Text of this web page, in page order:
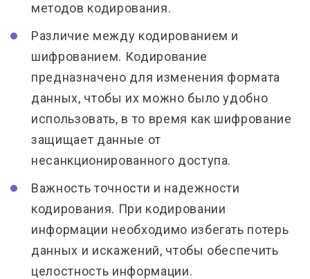
методов кодирования.
Различие между кодированием и
шифрованием. Кодирование
предназначено для изменения формата
данных, чтобы их можно было удобно
использовать, в то время как шифрование
защищает данные от
несанкционированного доступа.
Важность точности и надежности
кодирования. При кодировании
информации необходимо избегать потерь
данных и искажений, чтобы обеспечить
целостность информации.